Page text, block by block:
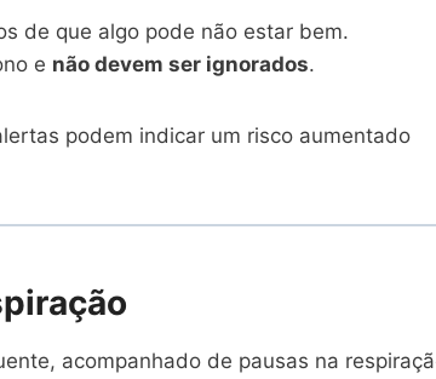
de que algo pode não estar bem.
e não devem ser ignorados.
podem indicar um risco aumentado
acompanhado de pausas na